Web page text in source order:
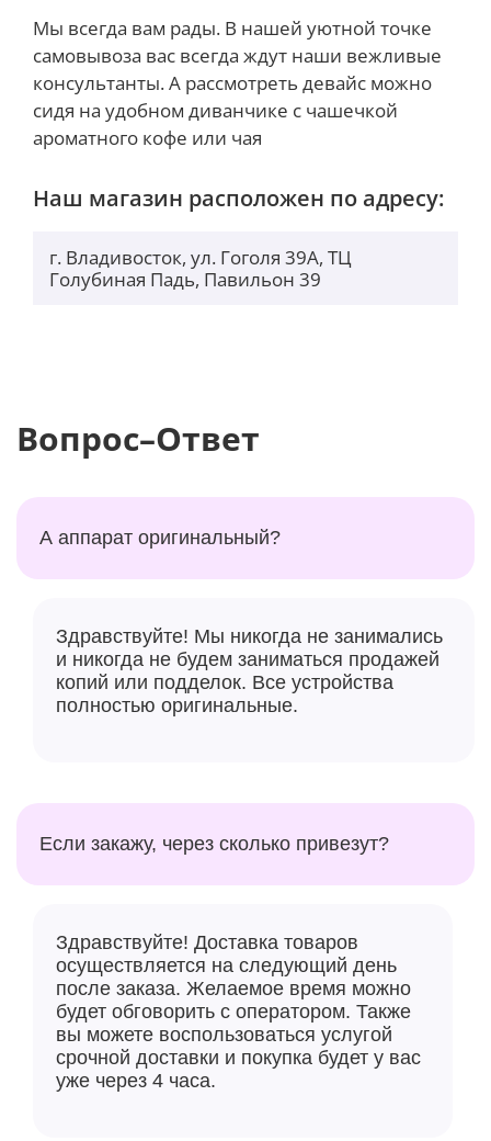
Мы всегда вам рады. В нашей уютной точке
самовывоза вас всегда ждут наши вежливые
консультанты. А рассмотреть девайс можно
сидя на удобном диванчике с чашечкой
ароматного кофе или чая
Наш магазин расположен по адресу:
г. Владивосток, ул. Гоголя 39А, ТЦ
Голубиная Падь, Павильон 39
Вопрос–Ответ
А аппарат оригинальный?
Здравствуйте! Мы никогда не занимались
и никогда не будем заниматься продажей
копий или подделок. Все устройства
полностью оригинальные.
Если закажу, через сколько привезут?
Здравствуйте! Доставка товаров
осуществляется на следующий день
после заказа. Желаемое время можно
будет обговорить с оператором. Также
вы можете воспользоваться услугой
срочной доставки и покупка будет у вас
уже через 4 часа.